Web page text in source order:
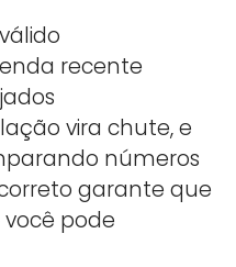
recente
vira chute, e
números
garante que
pode